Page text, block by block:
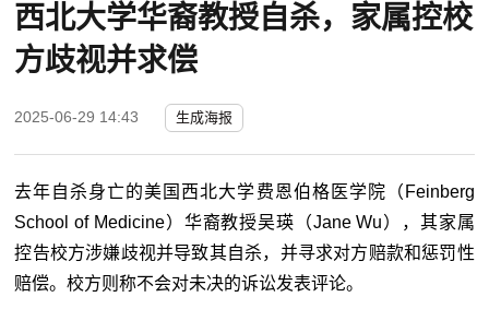
西北大学华裔教授自杀，家属控校
方歧视并求偿
2025-06-29 14:43 生成海报
去年自杀身亡的美国西北大学费恩伯格医学院（Feinberg
School of Medicine）华裔教授吴瑛（Jane Wu），其家属
控告校方涉嫌歧视并导致其自杀，并寻求对方赔款和惩罚性
赔偿。校方则称不会对未决的诉讼发表评论。